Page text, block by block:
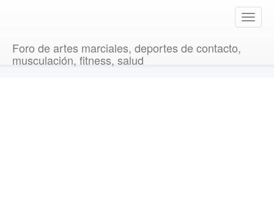
T
o
Foro de artes marciales, deportes de contacto,
musculación, fitness, salud